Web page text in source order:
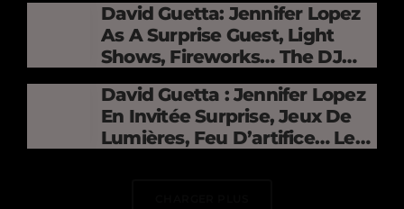
David Guetta: Jennifer Lopez
As A Surprise Guest, Light
Shows, Fireworks… The DJ
France
David Guetta : Jennifer Lopez
En Invitée Surprise, Jeux De
Lumières, Feu D’artifice… Le